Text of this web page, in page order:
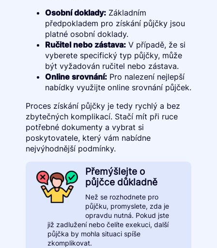
Osobní doklady:Základním
předpokladem pro získání půjčky jsou
platné osobní doklady.
Ručitel nebo zástava:V případě, že si
vyberete specifický typ půjčky, může
být vyžadován ručitel nebo zástava.
Online srovnání:Pro nalezení nejlepší
nabídky využijte online srovnání půjček.
Proces získání půjčky je tedy rychlý a bez
zbytečných komplikací. Stačí mít při ruce
potřebné dokumenty a vybrat si
poskytovatele, který vám nabídne
nejvýhodnější podmínky.
Přemýšlejte o
půjčce důkladně
Než se rozhodnete pro
půjčku, promyslete, zda je
opravdu nutná. Pokud jste
již zadlužení nebo čelíte exekuci, další
půjčka by mohla situaci spíše
zkomplikovat.